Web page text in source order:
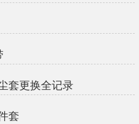
套更换全记录
套